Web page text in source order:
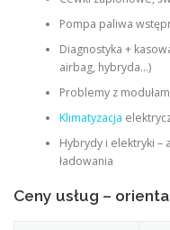
Pompa paliwa
Diagnostyka +
airbag, hybryda…)
Problemy z
Klimatyzacja
Hybrydy i elektryki –
ładowania
Ceny usług –